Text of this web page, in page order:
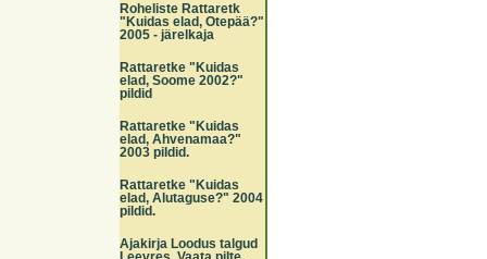
Roheliste Rattaretk
"Kuidas elad, Otepää?"
2005 - järelkaja
Rattaretke "Kuidas
elad, Soome 2002?"
pildid
Rattaretke "Kuidas
elad, Ahvenamaa?"
2003 pildid.
Rattaretke "Kuidas
elad, Alutaguse?" 2004
pildid.
Ajakirja Loodus talgud